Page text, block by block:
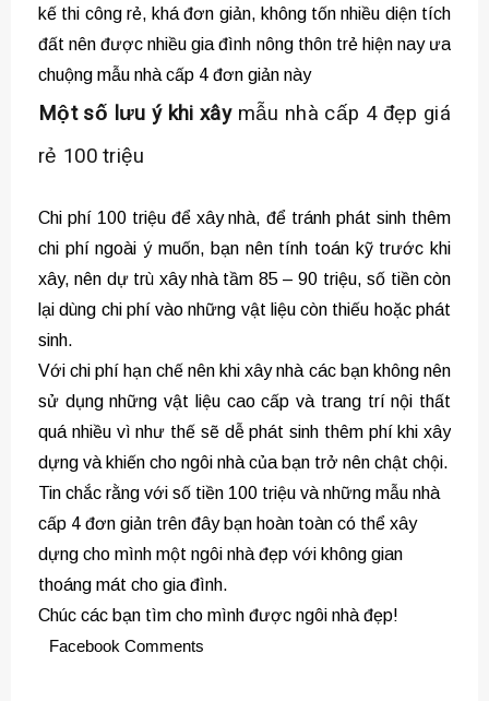
kế thi công rẻ, khá đơn giản, không tốn nhiều diện tích
đất nên được nhiều gia đình nông thôn trẻ hiện nay ưa
chuộng mẫu nhà cấp 4 đơn giản này
Một số lưu ý khi xây mẫu nhà cấp 4 đẹp giá
rẻ 100 triệu
Chi phí 100 triệu để xây nhà, để tránh phát sinh thêm
chi phí ngoài ý muốn, bạn nên tính toán kỹ trước khi
xây, nên dự trù xây nhà tầm 85 – 90 triệu, số tiền còn
lại dùng chi phí vào những vật liệu còn thiếu hoặc phát
sinh.
Với chi phí hạn chế nên khi xây nhà các bạn không nên
sử dụng những vật liệu cao cấp và trang trí nội thất
quá nhiều vì như thế sẽ dễ phát sinh thêm phí khi xây
dựng và khiến cho ngôi nhà của bạn trở nên chật chội.
Tin chắc rằng với số tiền 100 triệu và những mẫu nhà
cấp 4 đơn giản trên đây bạn hoàn toàn có thể xây
dựng cho mình một ngôi nhà đẹp với không gian
thoáng mát cho gia đình.
Chúc các bạn tìm cho mình được ngôi nhà đẹp!
Facebook Comments